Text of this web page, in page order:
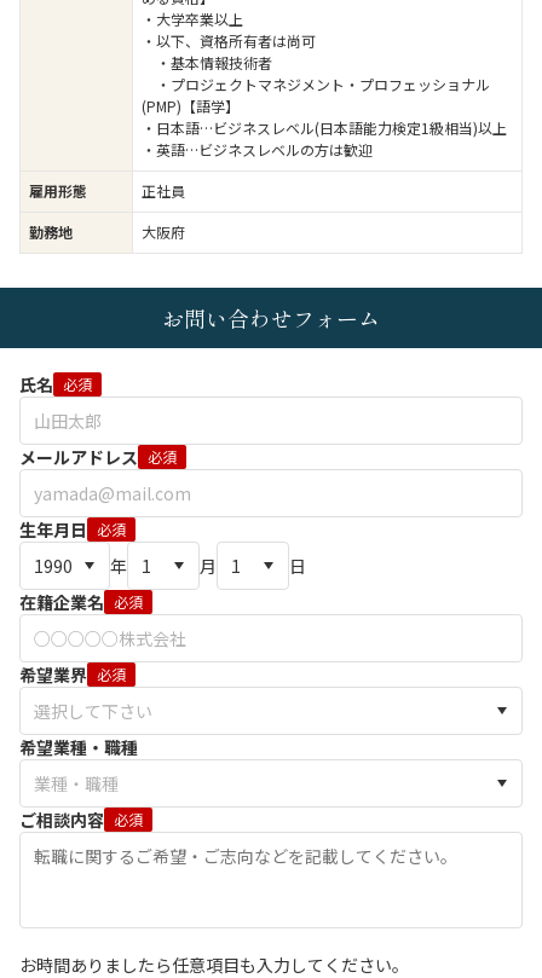
・大学卒業以上
・以下、資格所有者は尚可
・基本情報技術者
・プロジェクトマネジメント・プロフェッショナル
(PMP)【語学】
・日本語…ビジネスレベル(日本語能力検定1級相当)以上
・英語…ビジネスレベルの方は歓迎
雇用形態
正社員
勤務地
大阪府
お問い合わせフォーム
氏名 必須
メールアドレス 必須
生年月日 必須
年 月
日
在籍企業名 必須
希望業界 必須
希望業種・職種
ご相談内容 必須
お時間ありましたら任意項目も入力してください。